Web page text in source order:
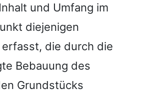
und Umfang im
diejenigen
die durch die
Bebauung des
Grundstücks